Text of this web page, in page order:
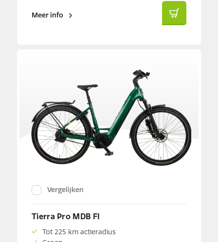
Meer info
Vergelijken
Tierra Pro MDB FI
Tot 225 km actieradius